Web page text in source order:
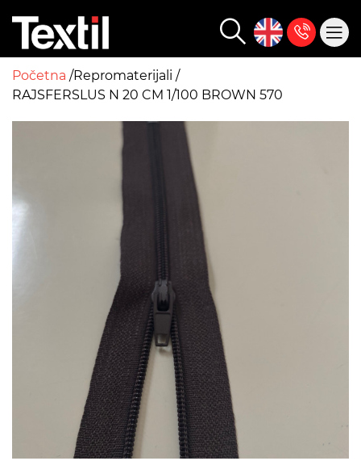
Početna Repromaterijali
RAJSFERSLUS N 20 CM 1/100 BROWN 570